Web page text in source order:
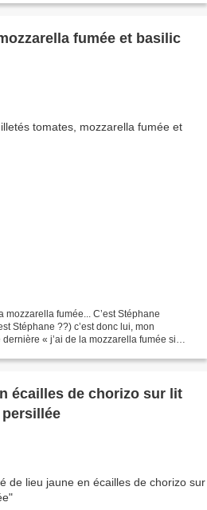
fumée et basilic
fumée... C’est Stéphane
Stéphane ??) c’est donc lui, mon
« j’ai de la mozzarella fumée si
écailles de chorizo sur lit